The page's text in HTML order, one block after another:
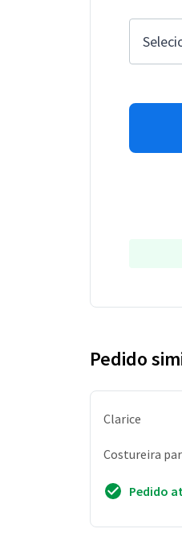
Pedido
Clarice
Costureira
Pedido